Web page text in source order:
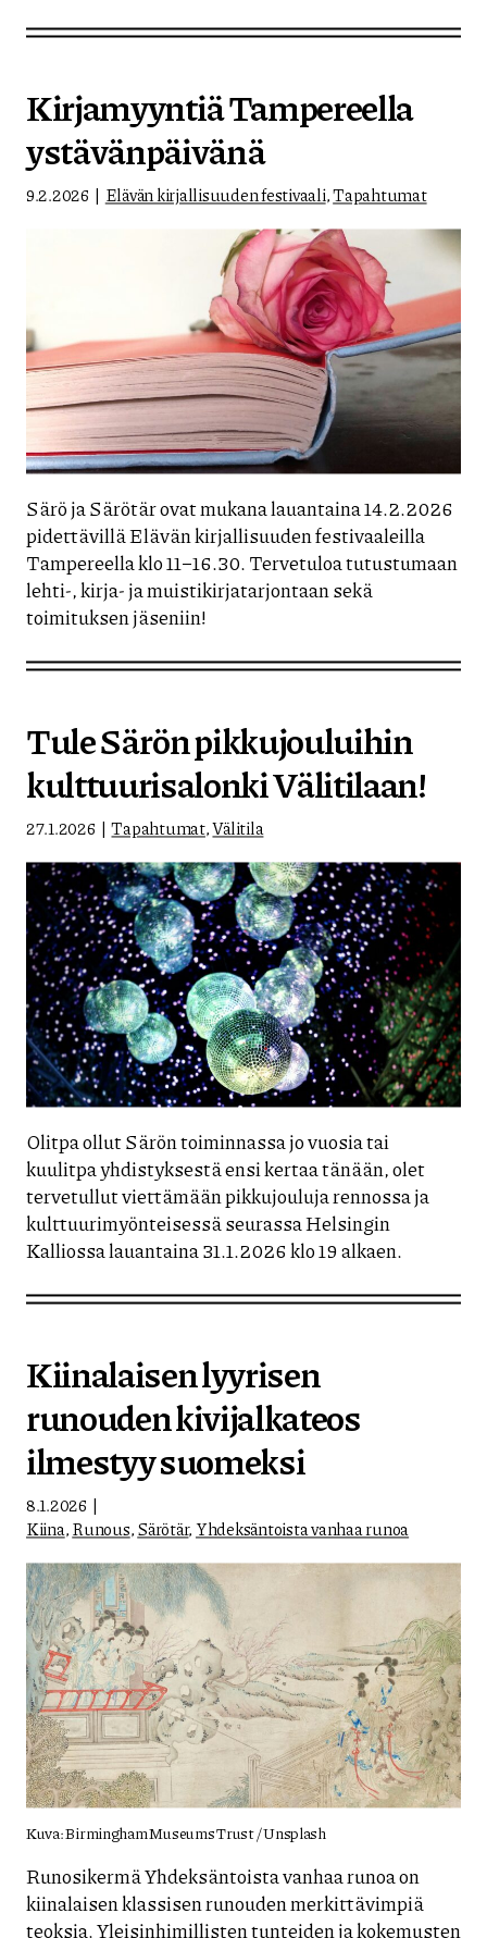
Kirjamyyntiä Tampereella
ystävänpäivänä
9.2.2026 Elävän kirjallisuuden festivaali,Tapahtumat
Särö ja Särötär ovat mukana lauantaina 14.2.2026
pidettävillä Elävän kirjallisuuden festivaaleilla
Tampereella klo 11–16.30. Tervetuloa tutustumaan
lehti-, kirja- ja muistikirjatarjontaan sekä
toimituksen jäseniin!
Tule Särön pikkujouluihin
kulttuurisalonki Välitilaan!
27.1.2026 Tapahtumat,Välitila
Olitpa ollut Särön toiminnassa jo vuosia tai
kuulitpa yhdistyksestä ensi kertaa tänään, olet
tervetullut viettämään pikkujouluja rennossa ja
kulttuurimyönteisessä seurassa Helsingin
Kalliossa lauantaina 31.1.2026 klo 19 alkaen.
Kiinalaisen lyyrisen
runouden kivijalkateos
ilmestyy suomeksi
8.1.2026
Kiina,Runous,Särötär,Yhdeksäntoista vanhaa runoa
Kuva: Birmingham Museums Trust / Unsplash
Runosikermä Yhdeksäntoista vanhaa runoa on
kiinalaisen klassisen runouden merkittävimpiä
teoksia. Yleisinhimillisten tunteiden ja kokemusten